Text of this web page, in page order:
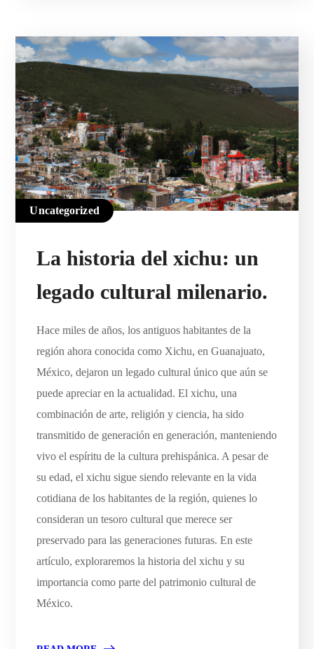
Uncategorized
La historia del xichu: un
legado cultural milenario.
Hace miles de años, los antiguos habitantes de la
región ahora conocida como Xichu, en Guanajuato,
México, dejaron un legado cultural único que aún se
puede apreciar en la actualidad. El xichu, una
combinación de arte, religión y ciencia, ha sido
transmitido de generación en generación, manteniendo
vivo el espíritu de la cultura prehispánica. A pesar de
su edad, el xichu sigue siendo relevante en la vida
cotidiana de los habitantes de la región, quienes lo
consideran un tesoro cultural que merece ser
preservado para las generaciones futuras. En este
artículo, exploraremos la historia del xichu y su
importancia como parte del patrimonio cultural de
México.